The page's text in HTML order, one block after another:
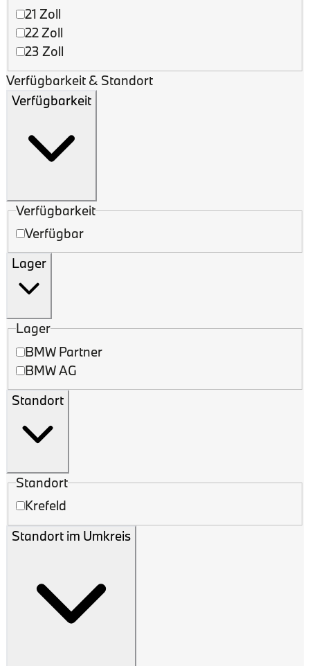
21 Zoll
22 Zoll
23 Zoll
Verfügbarkeit & Standort
Verfügbarkeit
Verfügbarkeit
Verfügbar
Lager
Lager
BMW Partner
BMW AG
Standort
Standort
Krefeld
Standort im Umkreis